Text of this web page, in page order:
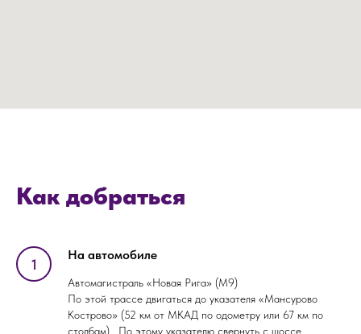
Как добраться
На автомобиле
Автомагистраль «Новая Рига» (М9)
По этой трассе двигаться до указателя «Мансурово
Кострово» (52 км от МКАД по одометру или 67 км по
столбам) . По этому указателю свернуть с шоссе,